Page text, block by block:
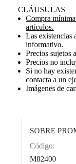
CLÁUSULAS
Compra
artículos.
Las existencias
informativo.
Precios sujetos
Precios no
Si no hay
contacta a un
Imágenes de
SOBRE
Código:
M82400